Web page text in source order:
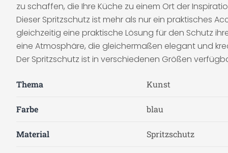
zu schaffen, die Ihre Küche zu einem Ort der
Dieser Spritzschutz ist mehr als nur ein praktisches
gleichzeitig eine praktische Lösung für den Schutz
eine Atmosphäre, die gleichermaßen elegant und
Der Spritzschutz ist in verschiedenen Größen
Thema Kunst
Farbe blau
Material Spritzschutz